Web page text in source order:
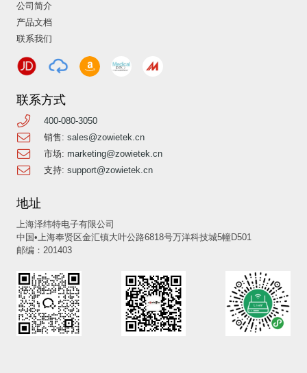
公司简介
产品文档
联系我们
联系方式
400-080-3050
销售: sales@zowietek.cn
市场: marketing@zowietek.cn
支持: support@zowietek.cn
地址
上海泽纬特电子有限公司
中国•上海奉贤区金汇镇大叶公路6818号万洋科技城5幢D501
邮编：201403